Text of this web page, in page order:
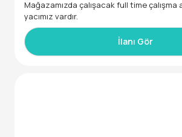
Mağazamızda çalışacak full time çalışma arkadaşlarına ihti
yacımız vardır.
İlanı Gör